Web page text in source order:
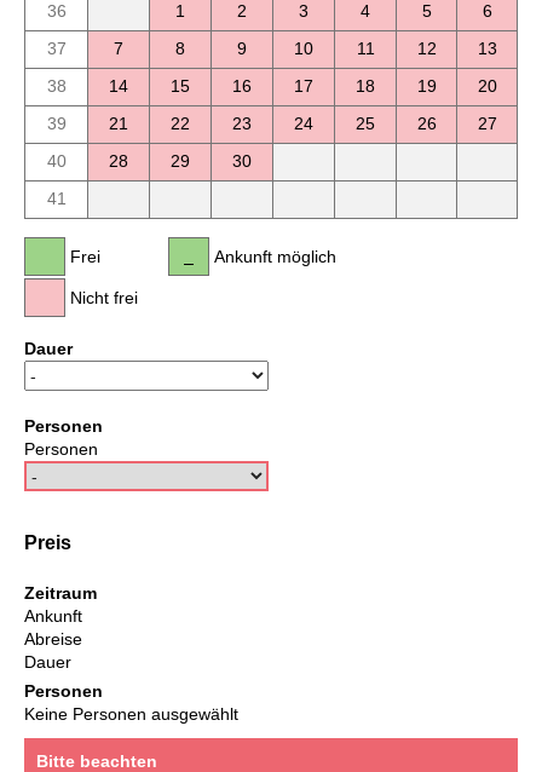
36
1 2 3 4 5
6
37
7 8 9 10 11 12
13
38
14 15 16 17 18 19
20
39
21 22 23 24 25 26
27
40
28 29
30
41
Frei
Nicht frei
Ankunft möglich
Dauer
Personen
Personen
Preis
Zeitraum
Ankunft
Abreise
Dauer
Personen
Keine Personen ausgewählt
Bitte beachten